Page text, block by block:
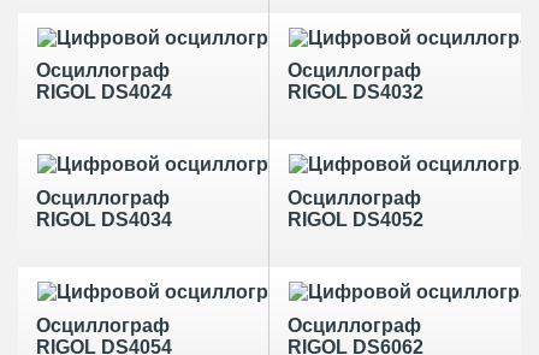
Осциллограф
RIGOL DS4024
Осциллограф
RIGOL DS4032
Осциллограф
RIGOL DS4034
Осциллограф
RIGOL DS4052
Осциллограф
RIGOL DS4054
Осциллограф
RIGOL DS6062